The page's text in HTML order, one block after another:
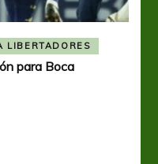
LIBERTADORES
para Boca